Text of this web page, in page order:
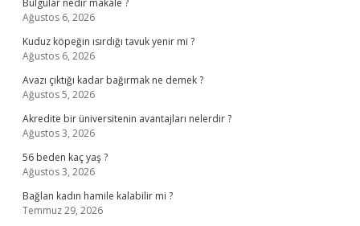
Bulgular nedir makale ?
Ağustos 6, 2026
Kuduz köpeğin ısırdığı tavuk yenir mi ?
Ağustos 6, 2026
Avazı çıktığı kadar bağırmak ne demek ?
Ağustos 5, 2026
Akredite bir üniversitenin avantajları nelerdir ?
Ağustos 3, 2026
56 beden kaç yaş ?
Ağustos 3, 2026
Bağlan kadın hamile kalabilir mi ?
Temmuz 29, 2026